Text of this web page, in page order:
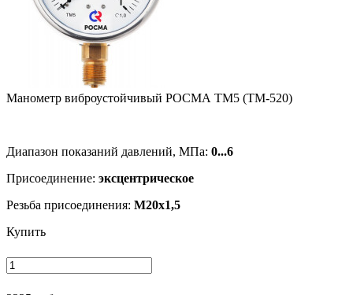
Манометр виб­ро­ус­той­чи­вый РОСМА ТМ5 (ТМ-520)
Диапазон показаний давлений, МПа: 0...6
Присоединение: эксцентрическое
Резьба присоединения: M20x1,5
Купить